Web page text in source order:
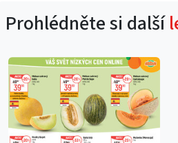
Prohlédněte si další